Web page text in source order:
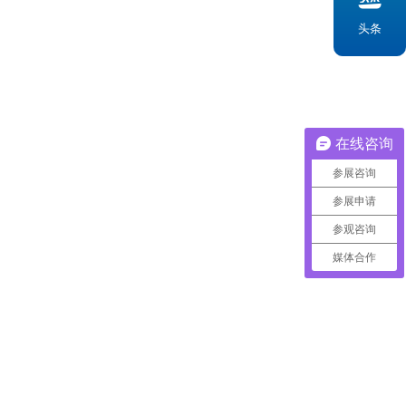
头条
在线咨询
参展咨询
参展申请
参观咨询
媒体合作